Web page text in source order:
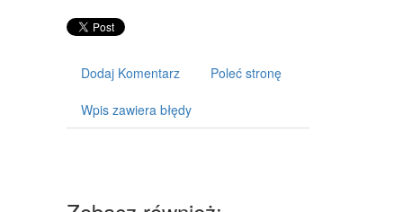
E-MARKETING
Dodaj Komentarz Poleć stronę
Wpis zawiera błędy